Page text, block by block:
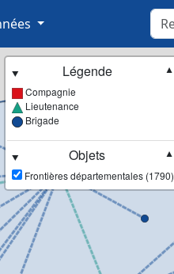
Légende
▼
Compagnie
Lieutenance
Brigade
Objets
▼
Frontières départementales (1790)